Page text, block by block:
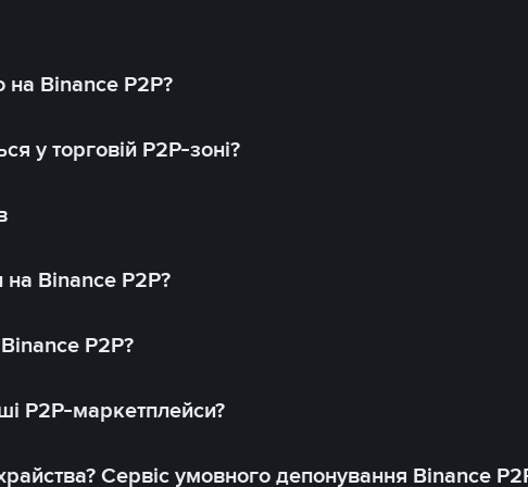
Binance P2P?
у торговій P2P-зоні?
на Binance P2P?
P2P?
P2P-маркетплейси?
Сервіс умовного депонування Binance